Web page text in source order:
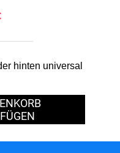
hinten universal